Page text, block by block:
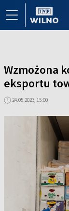
Wzmożona
eksportu
24.05.2023, 15:00